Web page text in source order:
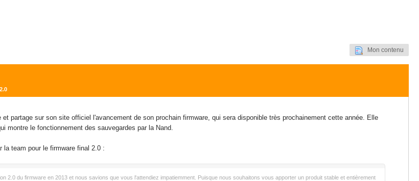
Mon contenu
partage sur son site officiel l'avancement de son prochain firmware, qui sera disponible très prochainement cette année. Elle
montre le fonctionnement des sauvegardes par la Nand.
team pour le firmware final 2.0 :
2.0 du firmware en 2013 et nous savions que vous l'attendiez impatiemment. Puisque nous souhaitons vous apporter un produit stable et entièrement